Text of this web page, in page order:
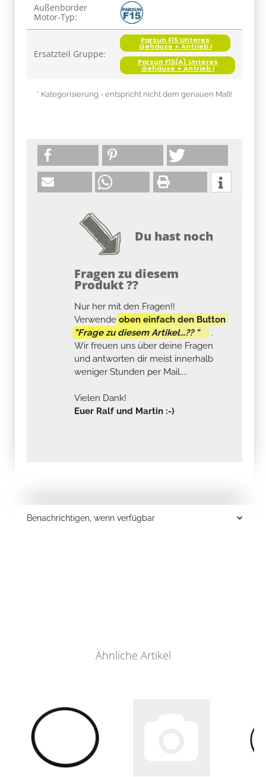
Produkteigenschaft
Wert
Außenborder
Motor-Typ:
Ersatzteil Gruppe:
Parsun F15 Unteres
Gehäuse + Antrieb I
Parsun F15(A) Unteres
Gehäuse + Antrieb I
* Kategorisierung - entspricht nicht dem genauen Maß!
Du hast noch
Fragen zu diesem
Produkt ??
Nur her mit den Fragen!!
Verwendeoben einfach den Button
"Frage zu diesem Artikel...?? "
.
Wir freuen uns über deine Fragen
und antworten dir meist innerhalb
weniger Stunden per Mail....
Vielen Dank!
Euer Ralf und Martin :-)
Benachrichtigen, wenn verfügbar
Ähnliche Artikel